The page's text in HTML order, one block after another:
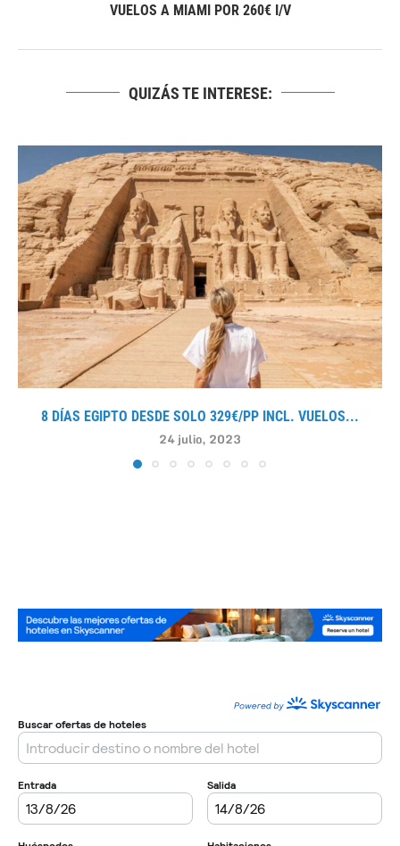
VUELOS A MIAMI POR 260€ I/V
QUIZÁS TE INTERESE:
8 DÍAS EGIPTO DESDE SOLO 329€/PP INCL. VUELOS...
24 julio, 2023